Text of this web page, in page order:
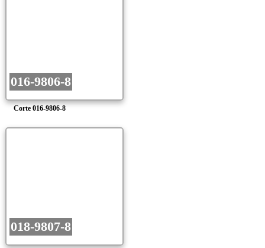
Corte 016-9806-8
016-9806-8
018-9807-8